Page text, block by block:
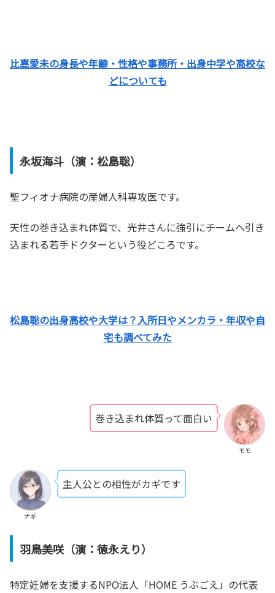
比嘉愛未の身長や年齢・性格や事務所・出身中学や高校な
どについても
永坂海斗（演：松島聡）
聖フィオナ病院の産婦人科専攻医です。
天性の巻き込まれ体質で、光井さんに強引にチームへ引き
込まれる若手ドクターという役どころです。
松島聡の出身高校や大学は？入所日やメンカラ・年収や自
宅も調べてみた
モモ
巻き込まれ体質って面白い
ナギ
主人公との相性がカギです
羽鳥美咲（演：徳永えり）
特定妊婦を支援するNPO法人「HOME うぶごえ」の代表